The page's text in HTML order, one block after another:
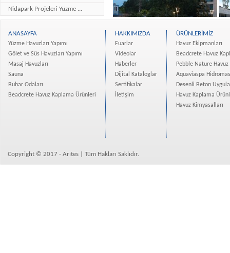
Nidapark Projeleri Yüzme ...
Evim Yüksekdağ Projesi Ha...
Vadişehir Başakşehir Proj...
Rotana Hotel Projesi Tama...
Atanan-Deniz İnşaat Bodru...
İzmir Narlıdere bir villa...
Eroğlu Yapı Merter Platfo...
Bizimevler 3 Projesi Ispa...
ANASAYFA
Yüzme Havuzları Yapımı
Gölet ve Süs Havuzları Yapımı
Masaj Havuzları
Sauna
Buhar Odaları
Beadcrete Havuz Kaplama Ürünleri
HAKKIMIZDA
Fuarlar
Videolar
Haberler
Dijital Kataloglar
Sertifikalar
İletişim
ÜRÜNLERİMİZ
Havuz Ekipmanları
Beadcrete Havuz
Pebble Nature
Aquaviaspa
Desenli Beton
Havuz Kaplama
Havuz Kimyasalları
Copyright © 2017 - Arıtes | Tüm Hakları Saklıdır.